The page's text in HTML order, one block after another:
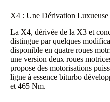
X4 : Une Dérivation Luxueuse
La X4, dérivée de la X3 et
distingue par quelques
disponible en quatre roues
une version deux roues
propose des motorisations
ligne à essence biturbo
et 465 Nm.